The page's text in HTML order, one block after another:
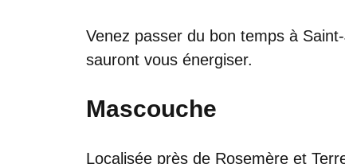
Venez passer du bon temps à
sauront vous énergiser.
Mascouche
Localisée près de Rosemère et